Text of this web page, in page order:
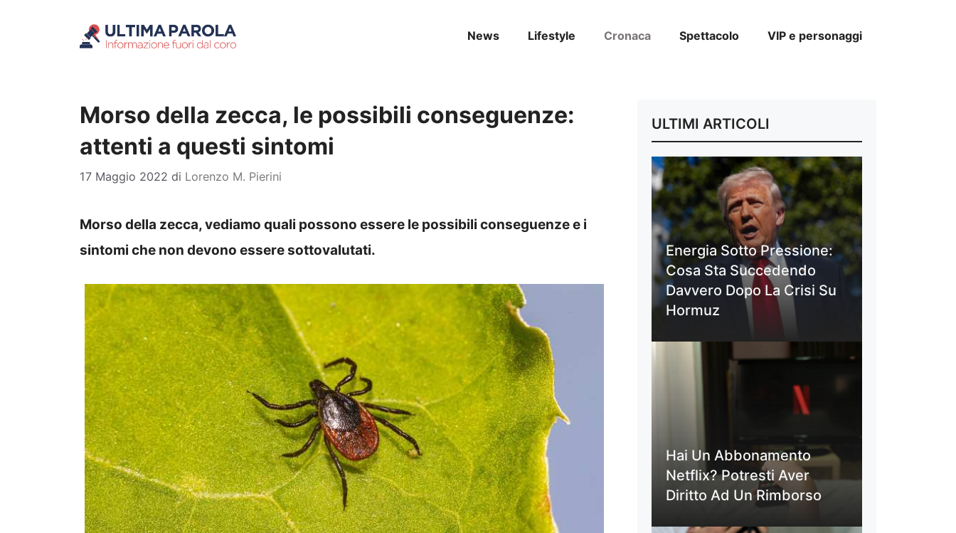
News Lifestyle Cronaca Spettacolo VIP e personaggi
Morso della zecca, le possibili conseguenze:
attenti a questi sintomi
17 Maggio 2022 di Lorenzo M. Pierini
Morso della zecca, vediamo quali possono essere le possibili conseguenze e i
sintomi che non devono essere sottovalutati.
ULTIMI ARTICOLI
Energia Sotto Pressione:
Cosa Sta Succedendo
Davvero Dopo La Crisi Su
Hormuz
Hai Un Abbonamento
Netflix? Potresti Aver
Diritto Ad Un Rimborso